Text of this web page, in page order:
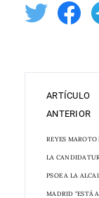
ARTÍCULO
ANTERIOR
REYES MAROTO
LA
PSOE A LA
MADRID "ESTÁ